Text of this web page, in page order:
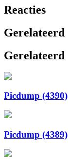
Reacties
Gerelateerd
Gerelateerd
Picdump (4390)
Picdump (4389)